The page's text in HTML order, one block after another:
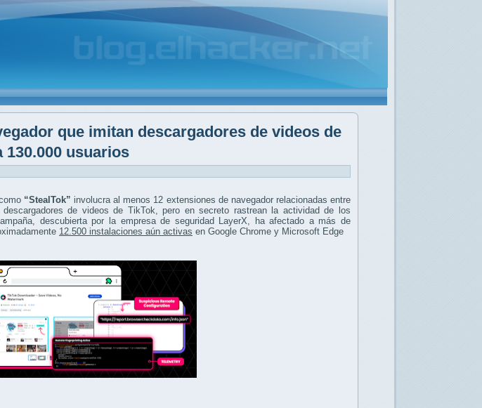
que imitan descargadores de videos de
usuarios
“StealTok” involucra al menos 12 extensiones de navegador relacionadas entre
de videos de TikTok, pero en secreto rastrean la actividad de los
descubierta por la empresa de seguridad LayerX, ha afectado a más de
12.500 instalaciones aún activas en Google Chrome y Microsoft Edge